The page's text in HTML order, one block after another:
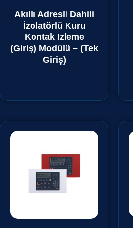
Akıllı Adresli Dahili
İzolatörlü Kuru
Kontak İzleme
(Giriş) Modülü – (Tek
Giriş)